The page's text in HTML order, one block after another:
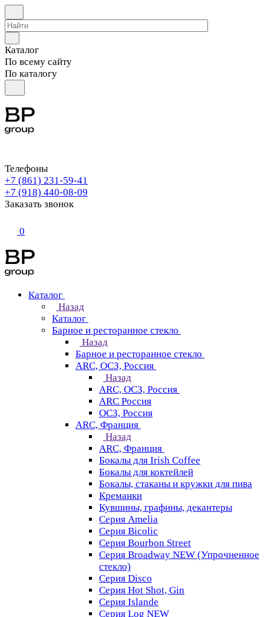
Каталог
По всему сайту
По каталогу
Телефоны
+7 (861) 231-59-41
+7 (918) 440-08-09
Заказать звонок
0
Каталог
Назад
Каталог
Барное и ресторанное стекло
Назад
Барное и ресторанное стекло
ARC, ОСЗ, Россия
Назад
ARC, ОСЗ, Россия
ARC Россия
ОСЗ, Россия
ARC, Франция
Назад
ARC, Франция
Бокалы для Irish Coffee
Бокалы для коктейлей
Бокалы, стаканы и кружки для пива
Креманки
Кувшины, графины, декантеры
Серия Amelia
Серия Bicolic
Серия Bourbon Street
Серия Broadway NEW (Упрочненное
стекло)
Серия Disco
Серия Hot Shot, Gin
Серия Islande
Серия Log NEW